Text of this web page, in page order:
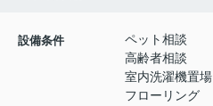
設備条件
ペット相談
高齢者相談
室内洗濯機置場
フローリング